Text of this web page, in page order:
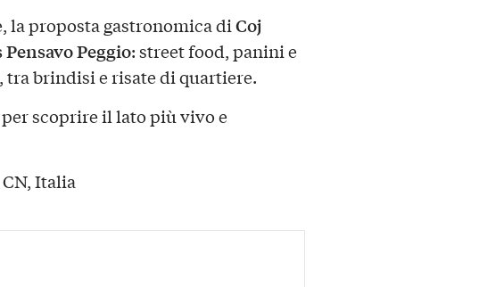
la proposta gastronomica diCoj
Pensavo Peggio: street food, panini e
tra brindisi e risate di quartiere.
scoprire il lato più vivo e
Italia